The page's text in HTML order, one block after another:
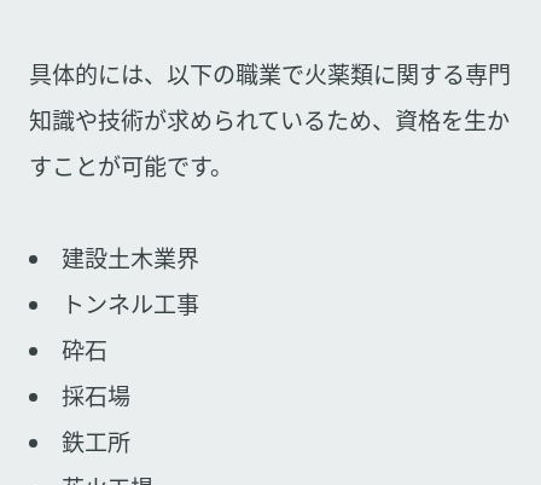
具体的には、以下の職業で火薬類に関する専門
知識や技術が求められているため、資格を生か
すことが可能です。
建設土木業界
トンネル工事
砕石
採石場
鉄工所